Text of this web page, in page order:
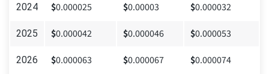
2024 $0.000025 $0.00003 $0.000032
2025 $0.000042 $0.000046 $0.000053
2026 $0.000063 $0.000067 $0.000074